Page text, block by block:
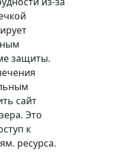
защиты.
сайт
Это
к
ресурса.